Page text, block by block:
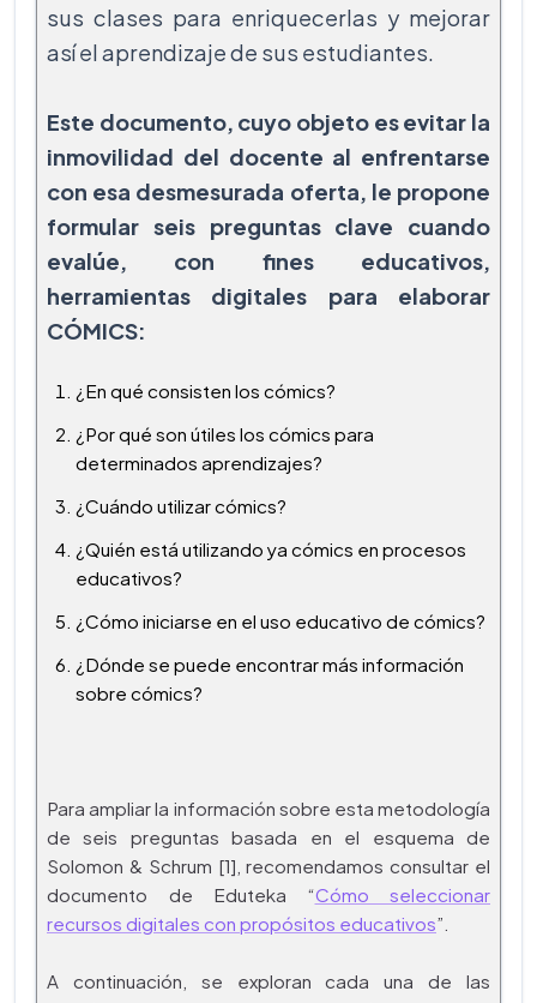
sus clases para enriquecerlas y mejorar
así el aprendizaje de sus estudiantes.
Este documento, cuyo objeto es evitar la
inmovilidad del docente al enfrentarse
con esa desmesurada oferta, le propone
formular seis preguntas clave cuando
evalúe, con fines educativos,
herramientas digitales para elaborar
CÓMICS:
¿En qué consisten los cómics?
¿Por qué son útiles los cómics para
determinados aprendizajes?
¿Cuándo utilizar cómics?
¿Quién está utilizando ya cómics en procesos
educativos?
¿Cómo iniciarse en el uso educativo de cómics?
¿Dónde se puede encontrar más información
sobre cómics?
Para ampliar la información sobre esta metodología
de seis preguntas basada en el esquema de
Solomon & Schrum [1], recomendamos consultar el
documento de Eduteka “Cómo seleccionar
recursos digitales con propósitos educativos”.
A continuación, se exploran cada una de las